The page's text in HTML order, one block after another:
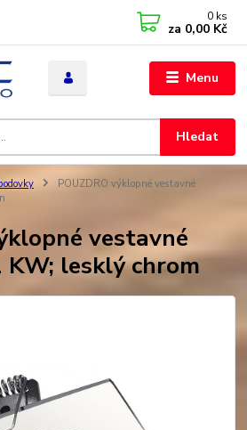
Menu
Hledat
0 ks
za 0,00 Kč
POUZDRO výklopné vestavné
vestavné
KW; lesklý chrom